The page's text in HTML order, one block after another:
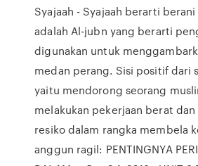
Syajaah - Syajaah berarti
adalah Al-jubn yang berarti
digunakan untuk
medan perang. Sisi positif dari
yaitu mendorong seorang
melakukan pekerjaan berat
resiko dalam rangka membela
anggun ragil: PENTINGNYA